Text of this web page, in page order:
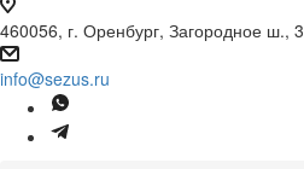
460056, г. Оренбург, Загородное ш., 3
info@sezus.ru